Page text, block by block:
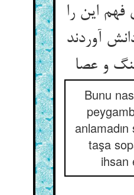
این را
آوردند
و عصا
Bunu
taşa
ihsan